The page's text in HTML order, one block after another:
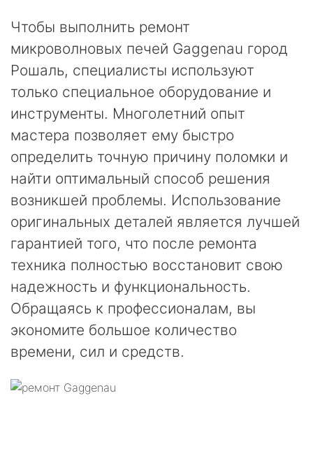
Чтобы выполнить ремонт
микроволновых печей Gaggenau город
Рошаль, специалисты используют
только специальное оборудование и
инструменты. Многолетний опыт
мастера позволяет ему быстро
определить точную причину поломки и
найти оптимальный способ решения
возникшей проблемы. Использование
оригинальных деталей является лучшей
гарантией того, что после ремонта
техника полностью восстановит свою
надежность и функциональность.
Обращаясь к профессионалам, вы
экономите большое количество
времени, сил и средств.